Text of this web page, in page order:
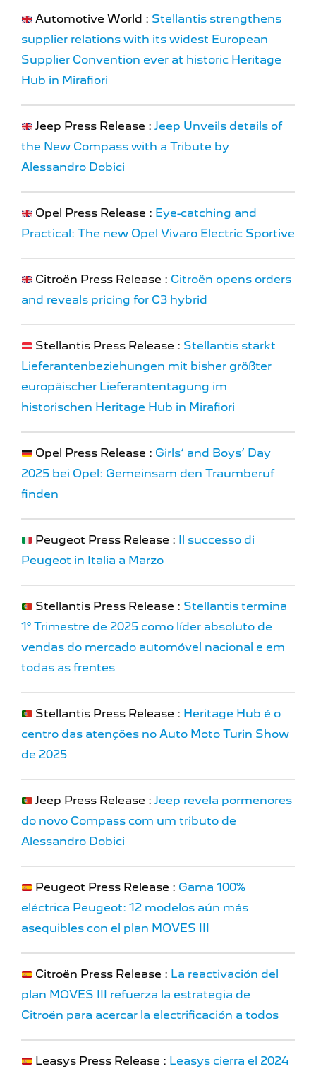
Automotive World : Stellantis strengthens
supplier relations with its widest European
Supplier Convention ever at historic Heritage
Hub in Mirafiori
Jeep Press Release : Jeep Unveils details of
the New Compass with a Tribute by
Alessandro Dobici
Opel Press Release : Eye-catching and
Practical: The new Opel Vivaro Electric Sportive
Citroën Press Release : Citroën opens orders
and reveals pricing for C3 hybrid
Stellantis Press Release : Stellantis stärkt
Lieferantenbeziehungen mit bisher größter
europäischer Lieferantentagung im
historischen Heritage Hub in Mirafiori
Opel Press Release : Girls‘ and Boys‘ Day
2025 bei Opel: Gemeinsam den Traumberuf
finden
Peugeot Press Release :
Il successo di
Peugeot in Italia a Marzo
Stellantis Press Release : Stellantis termina
1º Trimestre de 2025 como líder absoluto de
vendas do mercado automóvel nacional e em
todas as frentes
Stellantis Press Release : Heritage Hub é o
centro das atenções no Auto Moto Turin Show
de 2025
Jeep Press Release : Jeep revela pormenores
do novo Compass com um tributo de
Alessandro Dobici
Peugeot Press Release : Gama 100%
eléctrica Peugeot: 12 modelos aún más
asequibles con el plan MOVES III
Citroën Press Release : La reactivación del
plan MOVES III refuerza la estrategia de
Citroën para acercar la electrificación a todos
Leasys Press Release : Leasys cierra el 2024